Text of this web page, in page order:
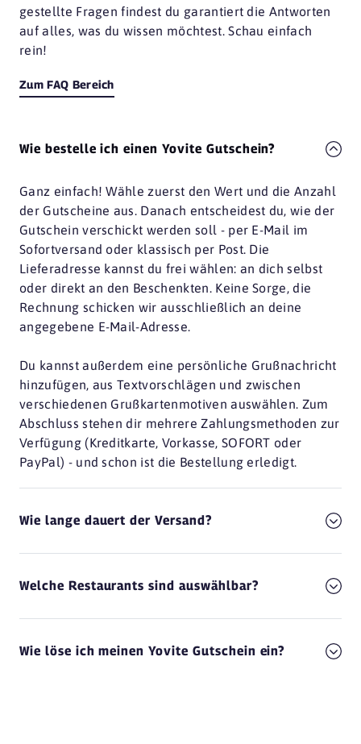
gestellte Fragen findest du garantiert die Antworten
auf alles, was du wissen möchtest. Schau einfach
rein!
Zum FAQ Bereich
Wie bestelle ich einen Yovite Gutschein?
Ganz einfach! Wähle zuerst den Wert und die Anzahl
der Gutscheine aus. Danach entscheidest du, wie der
Gutschein verschickt werden soll - per E-Mail im
Sofortversand oder klassisch per Post. Die
Lieferadresse kannst du frei wählen: an dich selbst
oder direkt an den Beschenkten. Keine Sorge, die
Rechnung schicken wir ausschließlich an deine
angegebene E-Mail-Adresse.
Du kannst außerdem eine persönliche Grußnachricht
hinzufügen, aus Textvorschlägen und zwischen
verschiedenen Grußkartenmotiven auswählen. Zum
Abschluss stehen dir mehrere Zahlungsmethoden zur
Verfügung (Kreditkarte, Vorkasse, SOFORT oder
PayPal) - und schon ist die Bestellung erledigt.
Wie lange dauert der Versand?
Welche Restaurants sind auswählbar?
Wie löse ich meinen Yovite Gutschein ein?